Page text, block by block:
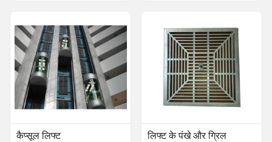
कैप्सूल लिफ्ट लिफ्ट के पंखे और ग्रिल